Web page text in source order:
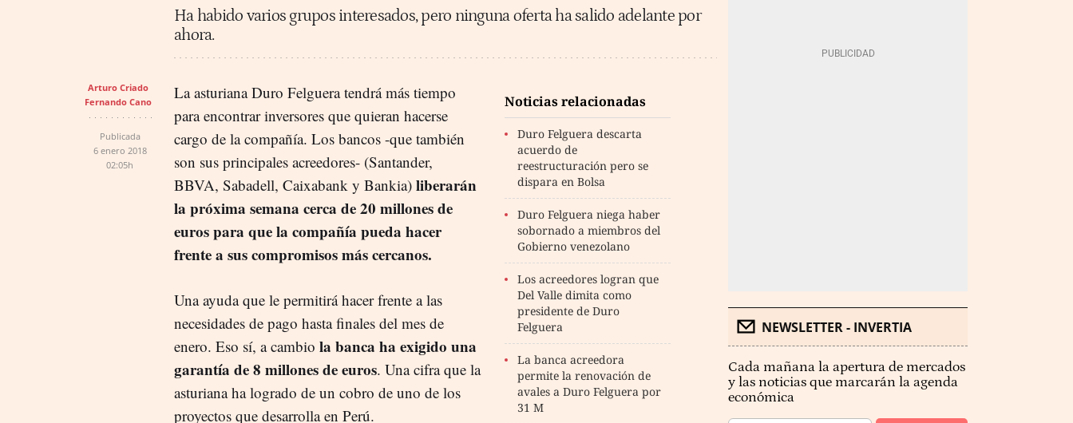
Ha habido varios grupos interesados, pero ninguna oferta ha salido adelante por
ahora.
Arturo Criado
Fernando Cano
Publicada
6 enero 2018
02:05h
Noticias relacionadas
Duro Felguera descarta
acuerdo de
reestructuración pero se
dispara en Bolsa
Duro Felguera niega haber
sobornado a miembros del
Gobierno venezolano
Los acreedores logran que
Del Valle dimita como
presidente de Duro
Felguera
La banca acreedora
permite la renovación de
avales a Duro Felguera por
31 M
La asturiana Duro Felguera tendrá más tiempo
para encontrar inversores que quieran hacerse
cargo de la compañía. Los bancos -que también
son sus principales acreedores- (Santander,
BBVA, Sabadell, Caixabank y Bankia) liberarán
la próxima semana cerca de 20 millones de
euros para que la compañía pueda hacer
frente a sus compromisos más cercanos.
Una ayuda que le permitirá hacer frente a las
necesidades de pago hasta finales del mes de
enero. Eso sí, a cambio la banca ha exigido una
garantía de 8 millones de euros. Una cifra que la
asturiana ha logrado de un cobro de uno de los
proyectos que desarrolla en Perú.
NEWSLETTER - INVERTIA
Cada mañana la apertura de mercados
y las noticias que marcarán la agenda
económica